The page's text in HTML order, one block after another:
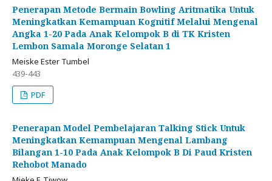
Penerapan Metode Bermain Bowling Aritmatika Untuk
Meningkatkan Kemampuan Kognitif Melalui Mengenal
Angka 1-20 Pada Anak Kelompok B di TK Kristen
Lembon Samala Moronge Selatan 1
Meiske Ester Tumbel
439-443
PDF
Penerapan Model Pembelajaran Talking Stick Untuk
Meningkatkan Kemampuan Mengenal Lambang
Bilangan 1-10 Pada Anak Kelompok B Di Paud Kristen
Rehobot Manado